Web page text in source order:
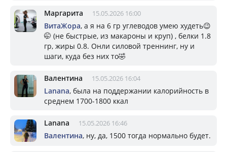
Маргарита 15.05.2026 16:00
ВитаЖора, а я на 6 гр углеводов умею худеть😉
🤭 (не быстрые, из макароны и круп) , белки 1.8
гр, жиры 0.8. Онли силовой треннинг, ну и
шаги, куда без них то🤣
Валентина 15.05.2026 16:04
Lanana, была на поддержании калорийность в
среднем 1700-1800 ккал
Lanana 15.05.2026 16:46
Валентина, ну, да, 1500 тогда нормально будет.